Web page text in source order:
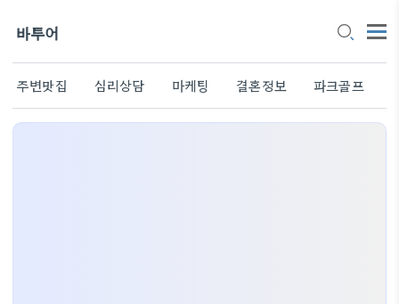
바투어
주변맛집 심리상담 마케팅 결혼정보 파크골프